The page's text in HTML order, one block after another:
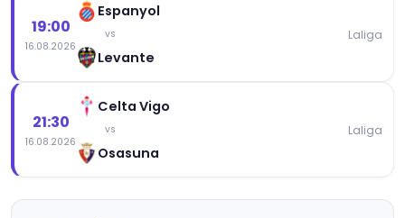
19:00
16.08.2026
Espanyol
vs
Levante
Laliga
21:30
16.08.2026
Celta Vigo
vs
Osasuna
Laliga